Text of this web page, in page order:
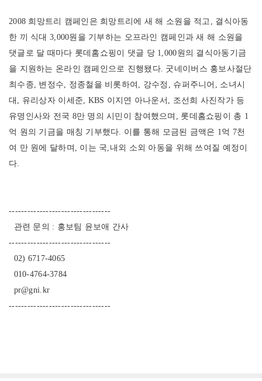
2008 희망트리 캠페인은 희망트리에 새 해 소원을 적고, 결식아동
한 끼 식대 3,000원을 기부하는 오프라인 캠페인과 새 해 소원을
댓글로 달 때마다 롯데홈쇼핑이 댓글 당 1,000원의 결식아동기금
을 지원하는 온라인 캠페인으로 진행됐다. 굿네이버스 홍보사절단
최수종, 변정수, 정종철을 비롯하여, 강수정, 슈퍼주니어, 소녀시
대, 유리상자 이세준, KBS 이지연 아나운서, 조선희 사진작가 등
유명인사와 전국 8만 명의 시민이 참여했으며, 롯데홈쇼핑이 총 1
억 원의 기금을 매칭 기부했다. 이를 통해 모금된 금액은 1억 7천
여 만 원에 달하며, 이는 국,내외 소외 아동을 위해 쓰여질 예정이
다.
---------------------------------
관련 문의 : 홍보팀 윤보애 간사
---------------------------------
02) 6717-4065
010-4764-3784
pr@gni.kr
---------------------------------